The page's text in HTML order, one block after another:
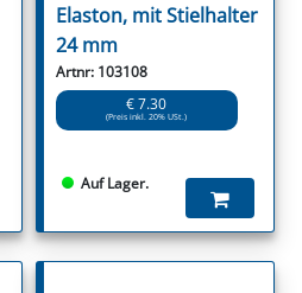
Elaston, mit Stielhalter
24 mm
Artnr: 103108
€ 7.30
(Preis inkl. 20% USt.)
Auf Lager.